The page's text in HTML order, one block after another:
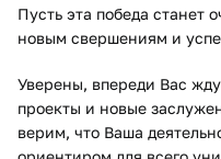
Пусть эта победа станет
новым свершениям и
Уверены, впереди Вас
проекты и новые
верим, что Ваша